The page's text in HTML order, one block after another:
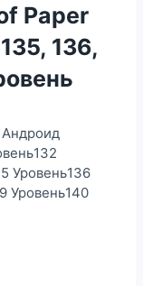
Paper
136,
Андроид
Уровень136
Уровень140